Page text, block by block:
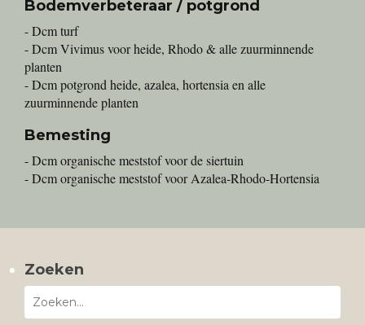
Bodemverbeteraar / potgrond
- Dcm turf
- Dcm Vivimus voor heide, Rhodo & alle zuurminnende
planten
- Dcm potgrond heide, azalea, hortensia en alle
zuurminnende planten
Bemesting
- Dcm organische meststof voor de siertuin
- Dcm organische meststof voor Azalea-Rhodo-Hortensia
Zoeken